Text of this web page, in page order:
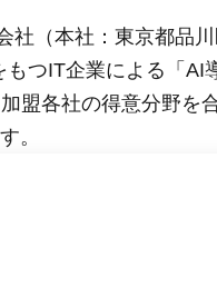
社（本社：東京都品
つIT企業による「AI
盟各社の得意分野を
。